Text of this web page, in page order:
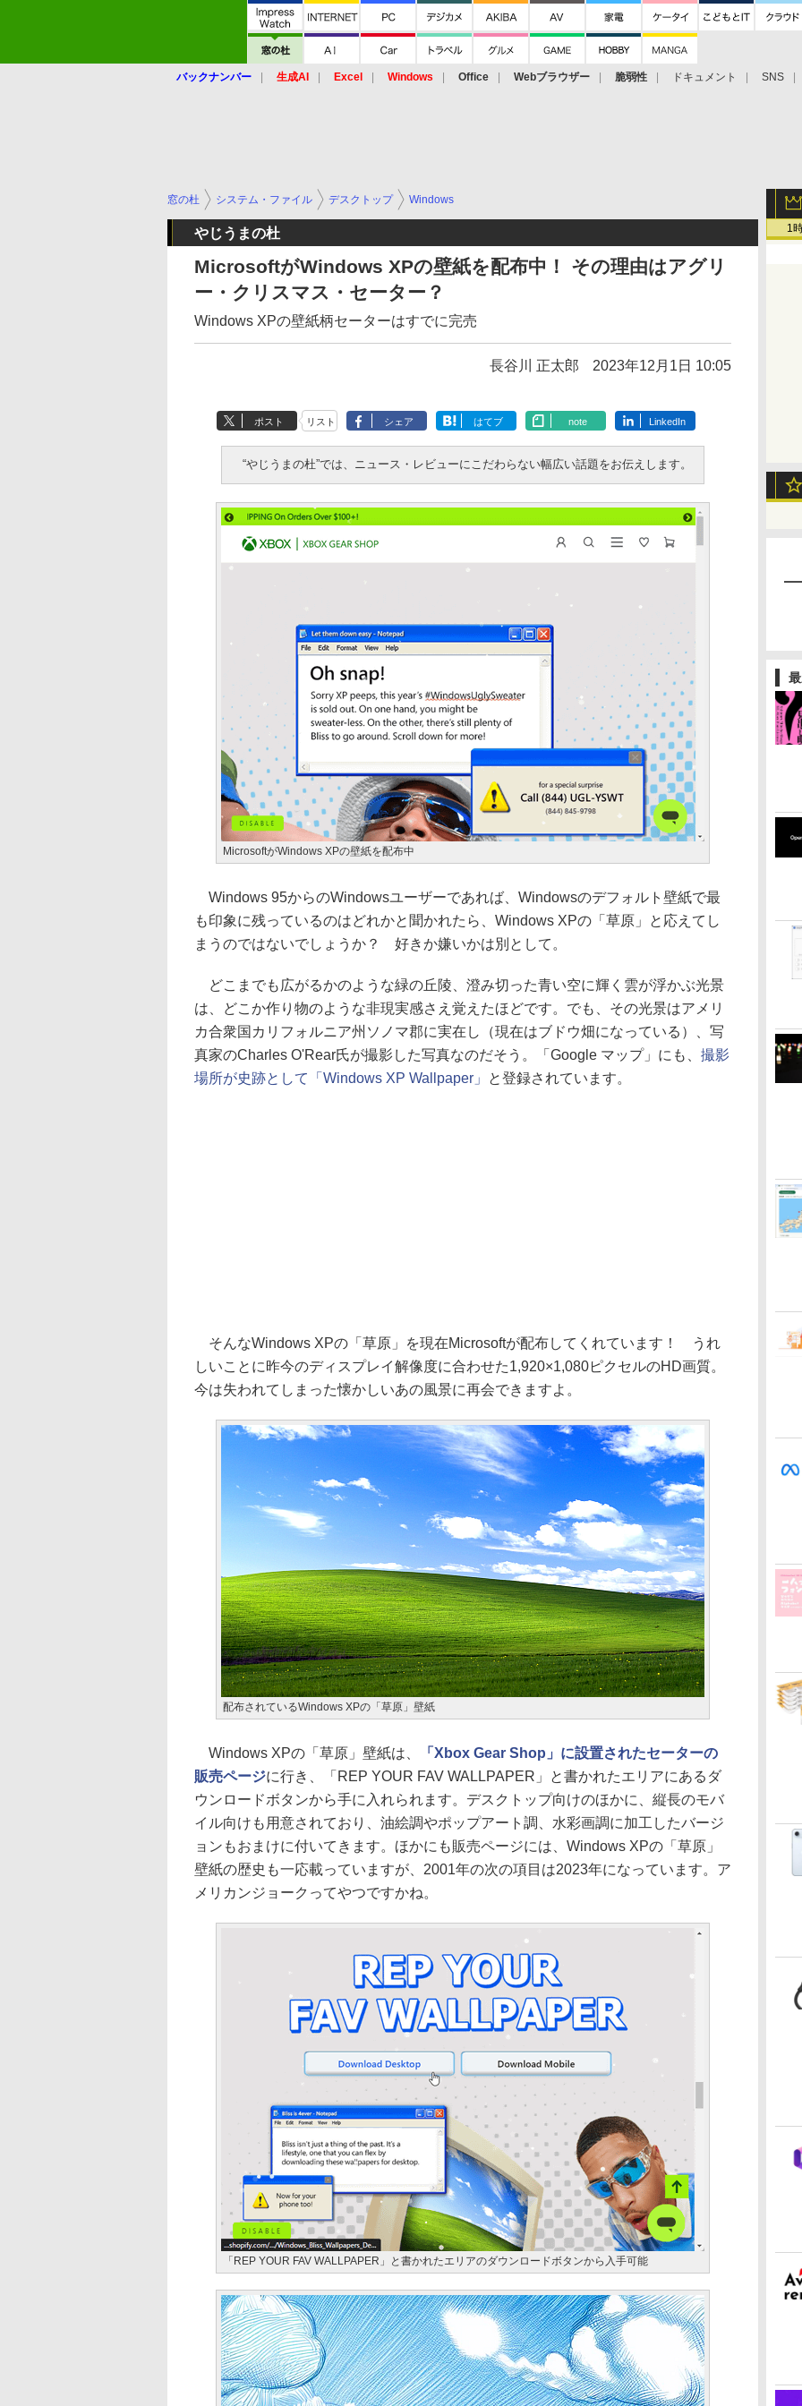
バックナンバー 生成AI Excel Windows Office Webブラウザー 脆弱性 ドキュメント SNS
1
窓の杜 システム・ファイル デスクトップ Windows
やじうまの杜
MicrosoftがWindows XPの壁紙を配布中！ その理由はアグリ
ー・クリスマス・セーター？
Windows XPの壁紙柄セーターはすでに完売
長谷川 正太郎 2023年12月1日 10:05
ポスト リスト シェア はてブ note LinkedIn
“やじうまの杜”では、ニュース・レビューにこだわらない幅広い話題をお伝えします。
MicrosoftがWindows XPの壁紙を配布中
Windows 95からのWindowsユーザーであれば、Windowsのデフォルト壁紙で最
も印象に残っているのはどれかと聞かれたら、Windows XPの「草原」と応えてし
まうのではないでしょうか？ 好きか嫌いかは別として。
どこまでも広がるかのような緑の丘陵、澄み切った青い空に輝く雲が浮かぶ光景
は、どこか作り物のような非現実感さえ覚えたほどです。でも、その光景はアメリ
カ合衆国カリフォルニア州ソノマ郡に実在し（現在はブドウ畑になっている）、写
真家のCharles O'Rear氏が撮影した写真なのだそう。「Google マップ」にも、 撮影
場所が史跡として「Windows XP Wallpaper」
と登録されています。
そんなWindows XPの「草原」を現在Microsoftが配布してくれています！ うれ
しいことに昨今のディスプレイ解像度に合わせた1,920×1,080ピクセルのHD画質。
今は失われてしまった懐かしいあの風景に再会できますよ。
配布されているWindows XPの「草原」壁紙
Windows XPの「草原」壁紙は、
「Xbox Gear Shop」に設置されたセーターの
販売ページに行き、「REP YOUR FAV WALLPAPER」と書かれたエリアにあるダ
ウンロードボタンから手に入れられます。デスクトップ向けのほかに、縦長のモバ
イル向けも用意されており、油絵調やポップアート調、水彩画調に加工したバージ
ョンもおまけに付いてきます。ほかにも販売ページには、Windows XPの「草原」
壁紙の歴史も一応載っていますが、2001年の次の項目は2023年になっています。ア
メリカンジョークってやつですかね。
「REP YOUR FAV WALLPAPER」と書かれたエリアのダウンロードボタンから入手可能